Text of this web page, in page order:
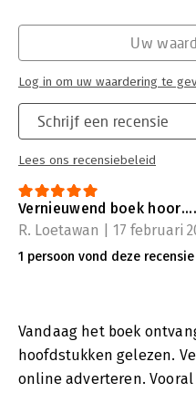
Schrijf een recensie
Lees ons recensiebeleid
Uw
Log in om uw waardering te
Vernieuwend boek hoor....
R. Loetawan | 17 februari
1 persoon vond deze
Vandaag het boek
hoofdstukken gelezen.
online adverteren.